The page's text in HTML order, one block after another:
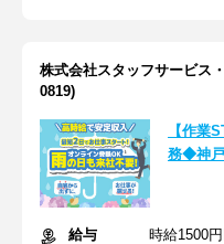
株式会社スタッフサービス
0819)
【作業
務◆神
給与
時給1500